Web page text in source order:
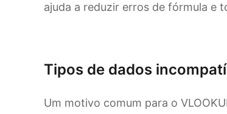
ajuda a reduzir erros de fórmula e
Tipos de dados
Um motivo comum para o